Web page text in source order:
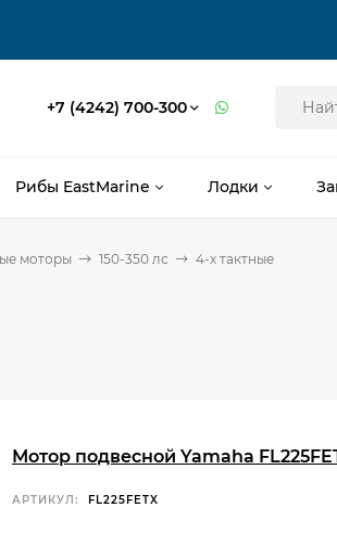
+7 (4242) 700-300
Рибы EastMarine Лодки
моторы 150-350 лс 4-х тактные
Мотор подвесной Yamaha
АРТИКУЛ: FL225FETX